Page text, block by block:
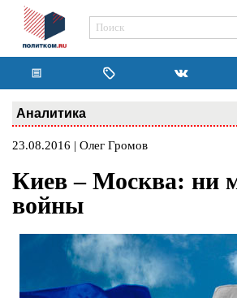
Аналитика
23.08.2016 | Олег Громов
Киев – Москва: ни
войны